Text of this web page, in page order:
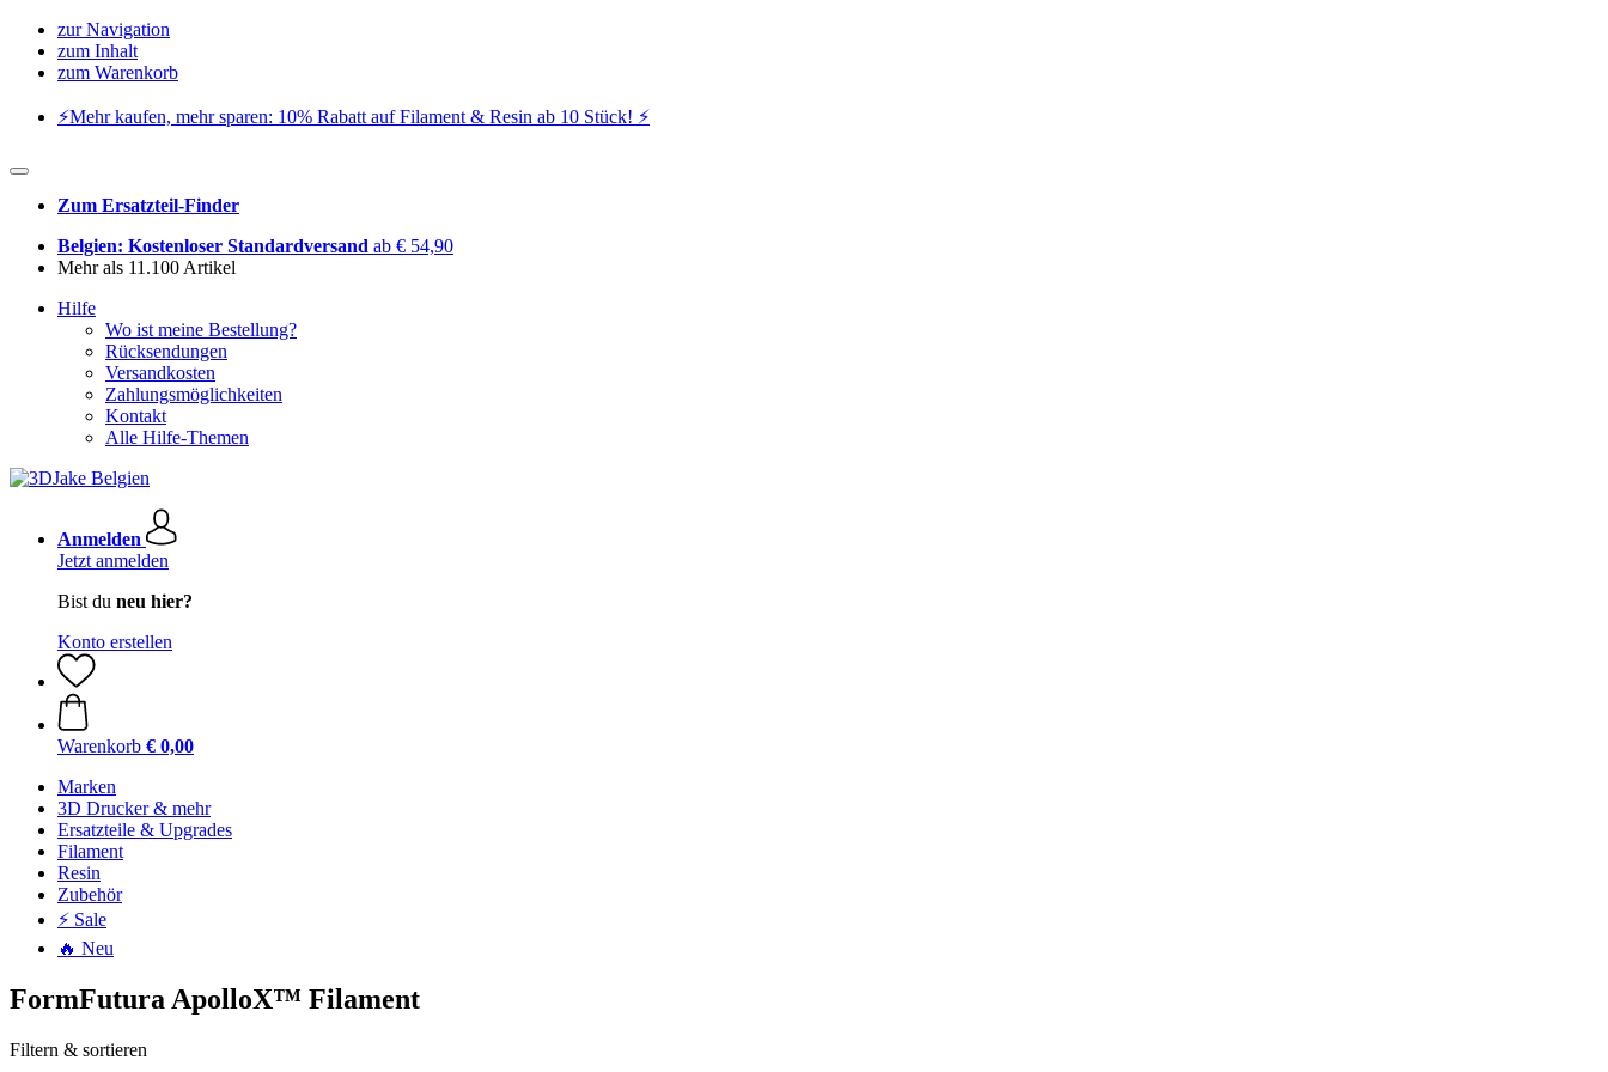
zur Navigation
zum Inhalt
zum Warenkorb
⚡️Mehr kaufen, mehr sparen: 10% Rabatt auf Filament & Resin ab 10 Stück! ⚡️
Zum Ersatzteil-Finder
Belgien: Kostenloser Standardversand ab € 54,90
Mehr als 11.100 Artikel
Hilfe
Wo ist meine Bestellung?
Rücksendungen
Versandkosten
Zahlungsmöglichkeiten
Kontakt
Alle Hilfe-Themen
Anmelden
Jetzt anmelden
Bist du neu hier?
Konto erstellen
Warenkorb € 0,00
Marken
3D Drucker & mehr
Ersatzteile & Upgrades
Filament
Resin
Zubehör
⚡ Sale
🔥 Neu
FormFutura ApolloX™ Filament
Filtern & sortieren